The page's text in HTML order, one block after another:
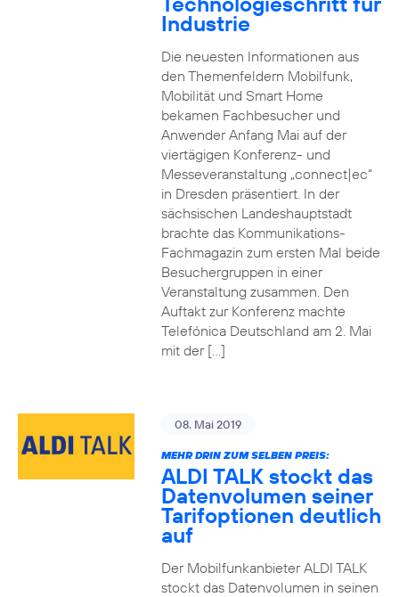
Industrie
Die neuesten Informationen aus
den Themenfeldern Mobilfunk,
Mobilität und Smart Home
bekamen Fachbesucher und
Anwender Anfang Mai auf der
viertägigen Konferenz- und
Messeveranstaltung „connect|ec“
in Dresden präsentiert. In der
sächsischen Landeshauptstadt
brachte das Kommunikations-
Fachmagazin zum ersten Mal beide
Besuchergruppen in einer
Veranstaltung zusammen. Den
Auftakt zur Konferenz machte
Telefónica Deutschland am 2. Mai
mit der […]
08. Mai 2019
MEHR DRIN ZUM SELBEN PREIS:
ALDI TALK stockt das
Datenvolumen seiner
Tarifoptionen deutlich
auf
Der Mobilfunkanbieter ALDI TALK
stockt das Datenvolumen in seinen